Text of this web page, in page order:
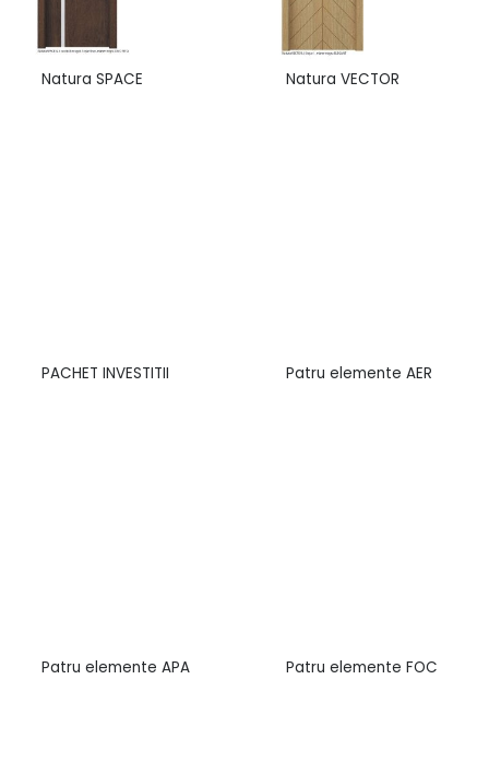
Natura SPACE Natura VECTOR
PACHET INVESTITII Patru elemente AER
Patru elemente APA Patru elemente FOC